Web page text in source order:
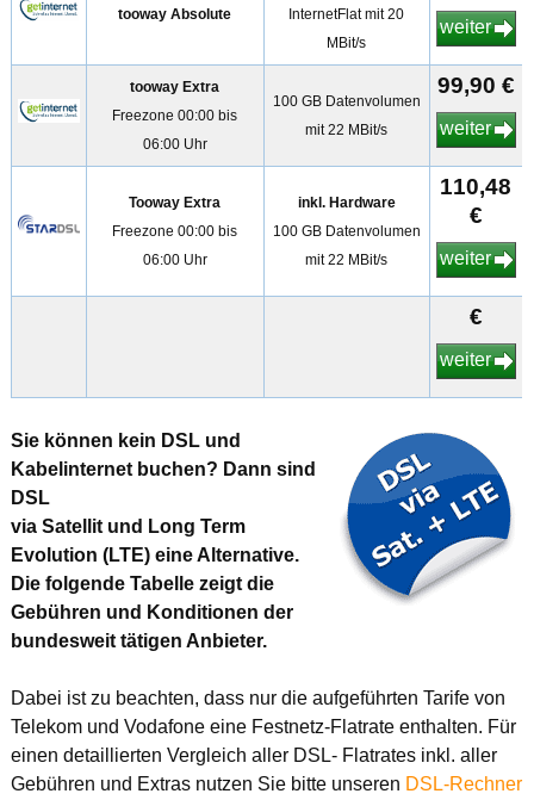
tooway Absolute
InternetFlat mit 20
MBit/s
weiter
tooway Extra
Freezone 00:00 bis
06:00 Uhr
100 GB Datenvolumen
mit 22 MBit/s
99,90 €
weiter
Tooway Extra
Freezone 00:00 bis
06:00 Uhr
inkl. Hardware
100 GB Datenvolumen
mit 22 MBit/s
110,48
€
weiter
€
weiter
Sie können kein DSL und
Kabelinternet buchen? Dann sind
DSL
via Satellit und Long Term
Evolution (LTE) eine Alternative.
Die folgende Tabelle zeigt die
Gebühren und Konditionen der
bundesweit tätigen Anbieter.
Dabei ist zu beachten, dass nur die aufgeführten Tarife von
Telekom und Vodafone eine Festnetz-Flatrate enthalten. Für
einen detaillierten Vergleich aller DSL- Flatrates inkl. aller
Gebühren und Extras nutzen Sie bitte unseren DSL-Rechner